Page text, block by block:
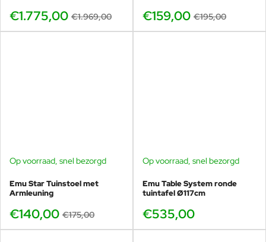
€1.775,00 €1.969,00 €159,00 €195,00
-20%
Op voorraad, snel bezorgd
Emu Star Tuinstoel met
Armleuning
€140,00 €175,00
Op voorraad, snel bezorgd
Emu Table System ronde
tuintafel Ø117cm
€535,00